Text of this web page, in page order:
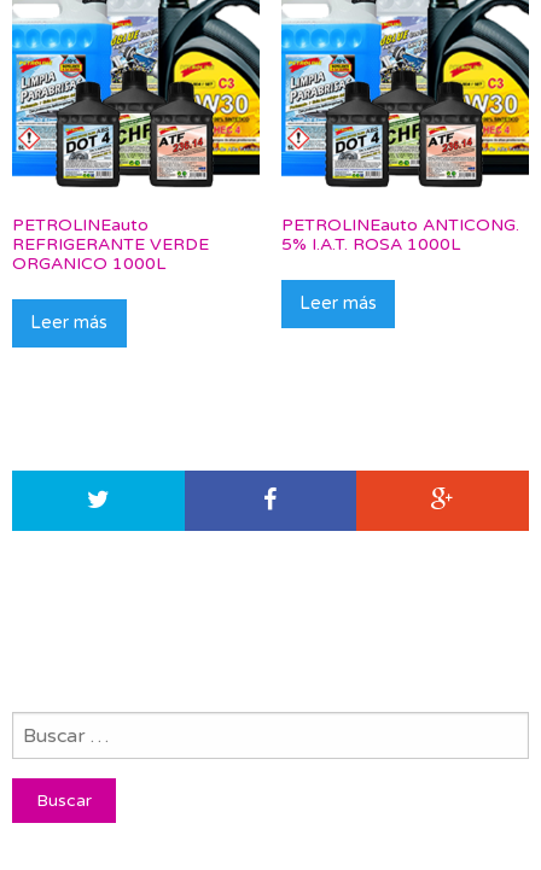
PETROLINEauto
REFRIGERANTE VERDE
ORGANICO 1000L
Leer más
PETROLINEauto ANTICONG.
5% I.A.T. ROSA 1000L
Leer más